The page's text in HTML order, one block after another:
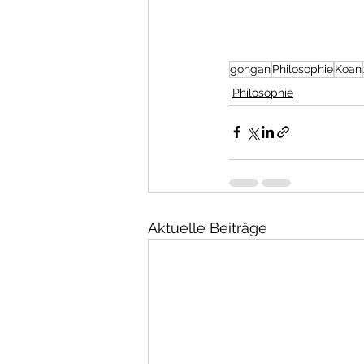
gonganPhilosophieKoan
Philosophie
Aktuelle Beiträge